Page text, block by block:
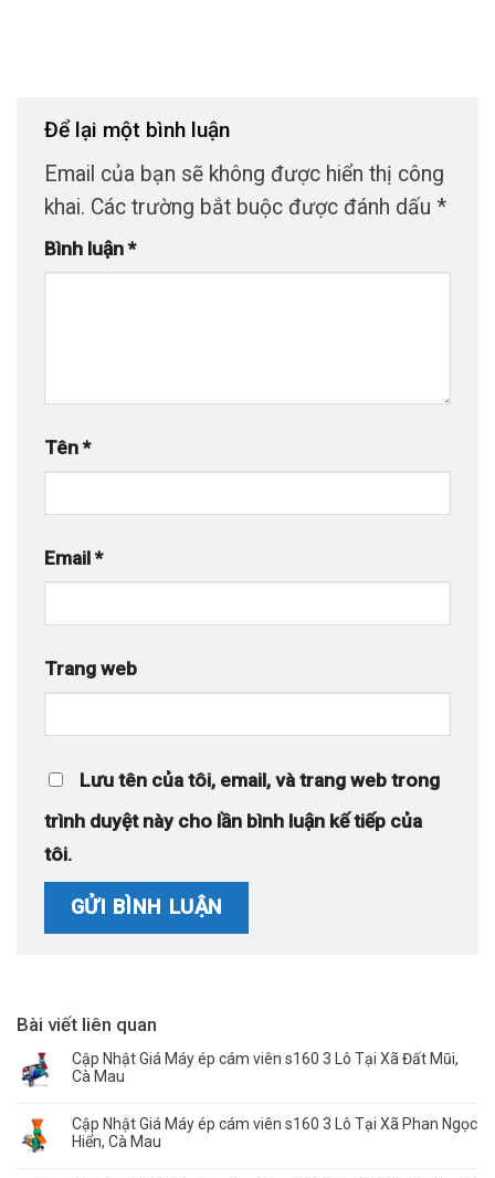
Để lại một bình luận
Email của bạn sẽ không được hiển thị công
khai. Các trường bắt buộc được đánh dấu *
Bình luận *
Tên *
Email *
Trang web
Lưu tên của tôi, email, và trang web trong
trình duyệt này cho lần bình luận kế tiếp của
tôi.
Bài viết liên quan
Cập Nhật Giá Máy ép cám viên s160 3 Lô Tại Xã Đất Mũi,
Cà Mau
Cập Nhật Giá Máy ép cám viên s160 3 Lô Tại Xã Phan Ngọc
Hiển, Cà Mau